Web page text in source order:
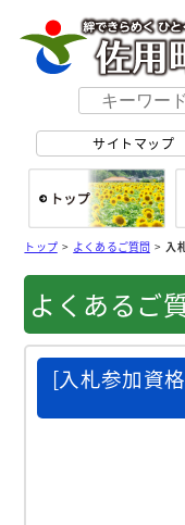
サイトマップ
トップ> よくあるご質問> 入
よくあるご
[入札参加資